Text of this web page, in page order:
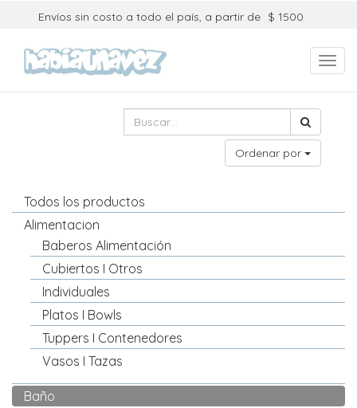
Envíos sin costo a todo el país, a partir de $ 1500
Ordenar por
Todos los productos
Alimentacion
Baberos Alimentación
Cubiertos I Otros
Individuales
Platos I Bowls
Tuppers I Contenedores
Vasos I Tazas
Baño